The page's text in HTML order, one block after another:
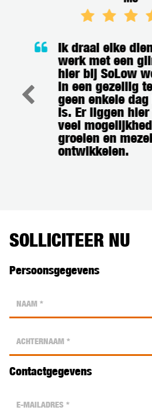
Ik draai elke
werk met een
hier bij SoLow
in een gezellig
geen enkele
is. Er liggen
veel
groeien en
ontwikkelen.
SOLLICITEER NU
Persoonsgegevens
Contactgegevens